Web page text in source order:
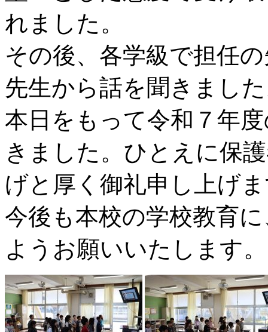
れました。
その後、各学級で担任
先生から話を聞きまし
本日をもって令和７年
きました。ひとえに保
げと厚く御礼申し上げ
今後も本校の学校教育
ようお願いいたします。